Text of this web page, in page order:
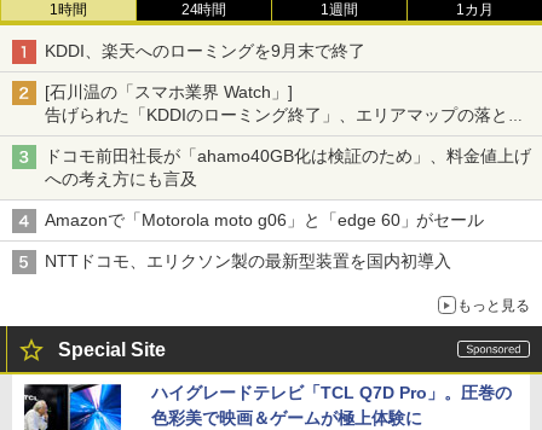
1時間 24時間 1週間 1カ月
KDDI、楽天へのローミングを9月末で終了
[石川温の「スマホ業界 Watch」]
告げられた「KDDIのローミング終了」、エリアマップの落とし
穴と楽天モバイルの課題
ドコモ前田社長が「ahamo40GB化は検証のため」、料金値上げ
への考え方にも言及
Amazonで「Motorola moto g06」と「edge 60」がセール
NTTドコモ、エリクソン製の最新型装置を国内初導入
もっと見る
Special Site
ハイグレードテレビ「TCL Q7D Pro」。圧巻の
色彩美で映画＆ゲームが極上体験に